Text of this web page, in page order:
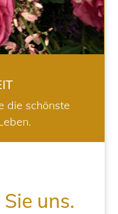
die schönste
uns.